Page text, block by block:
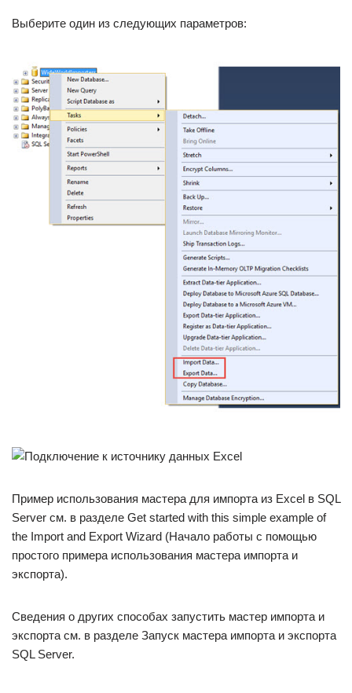
Выберите один из следующих параметров:
Пример использования мастера для импорта из Excel в SQL
Server см. в разделе Get started with this simple example of
the Import and Export Wizard (Начало работы с помощью
простого примера использования мастера импорта и
экспорта).
Сведения о других способах запустить мастер импорта и
экспорта см. в разделе Запуск мастера импорта и экспорта
SQL Server.